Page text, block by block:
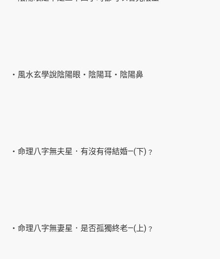
‧風水玄學說陰陽眼‧陰陽耳‧陰陽鼻
‧命理八字無夫星．有沒有得結婚—(下)﹖
‧命理八字無妻星．是否孤獨終老—(上)﹖